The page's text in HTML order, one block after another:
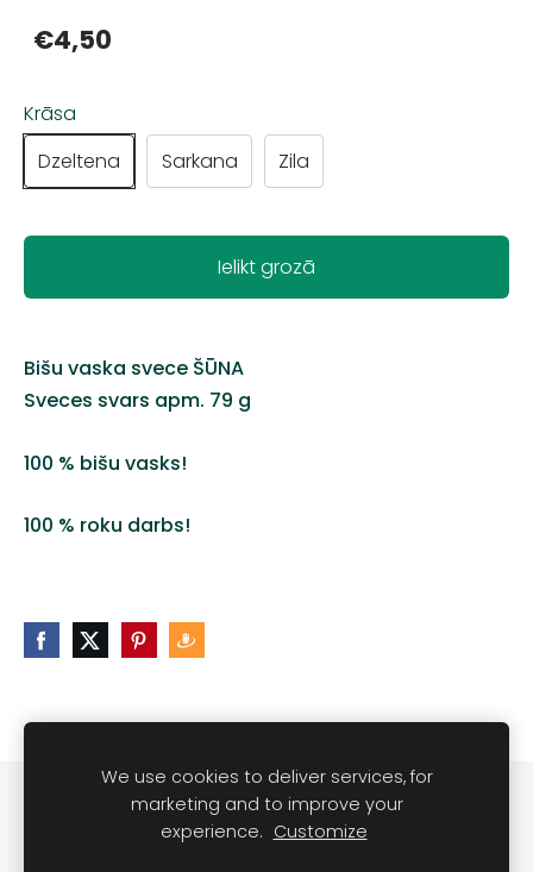
€4,50
Krāsa
Dzeltena
Sarkana Zila
Ielikt grozā
Bišu vaska svece ŠŪNA
Sveces svars apm. 79 g
100 % bišu vasks!
100 % roku darbs!
Noteikumi
Kontakti
Sveču lietošanas noteikumi
Sīkdatnes
We use cookies to deliver services, for
marketing and to improve your
experience. Customize